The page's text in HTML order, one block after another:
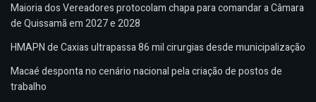
Maioria dos Vereadores protocolam chapa para comandar a Câmara
de Quissamã em 2027 e 2028
HMAPN de Caxias ultrapassa 86 mil cirurgias desde municipalização
Macaé desponta no cenário nacional pela criação de postos de
trabalho